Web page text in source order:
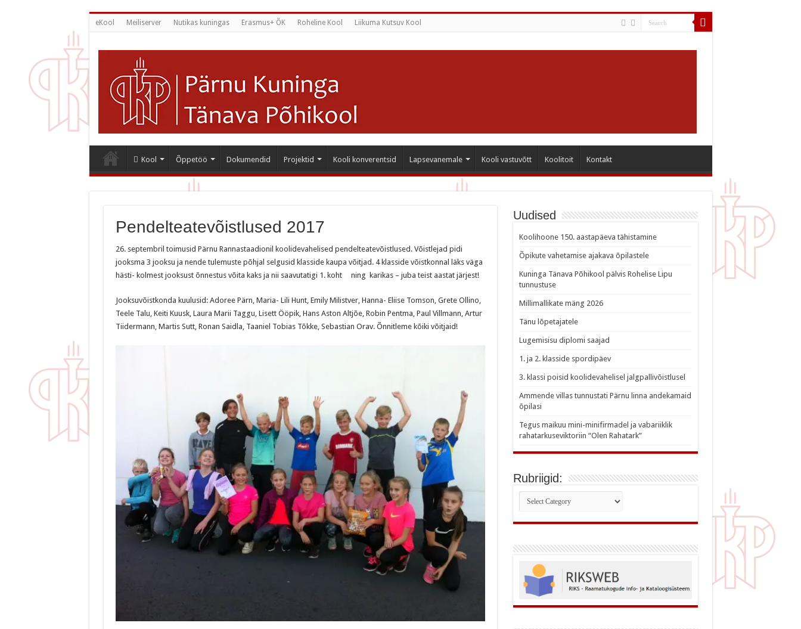
eKool Meiliserver Nutikas kuningas Erasmus+ ÕK Roheline Kool Liikuma Kutsuv Kool
Kool Õppetöö Dokumendid Projektid Kooli konverentsid Lapsevanemale Kooli vastuvõtt Koolitoit Kontakt
Pendelteatevõistlused 2017
26. septembril toimusid Pärnu Rannastaadionil koolidevahelised pendelteatevõistlused. Võistlejad pidi
jooksma 3 jooksu ja nende tulemuste põhjal selgusid klasside kaupa võitjad. 4 klasside võistkonnal läks väga
hästi- kolmest jooksust õnnestus võita kaks ja nii saavutatigi 1. koht ning karikas – juba teist aastat järjest!
Jooksuvõistkonda kuulusid: Adoree Pärn, Maria- Lili Hunt, Emily Milistver, Hanna- Eliise Tomson, Grete Ollino,
Teele Talu, Keiti Kuusk, Laura Marii Taggu, Lisett Ööpik, Hans Aston Altjõe, Robin Pentma, Paul Villmann, Artur
Tiidermann, Martis Sutt, Ronan Saidla, Taaniel Tobias Tõkke, Sebastian Orav. Õnnitleme kõiki võitjaid!
Uudised
Koolihoone 150. aastapäeva tähistamine
Õpikute vahetamise ajakava õpilastele
Kuninga Tänava Põhikool pälvis Rohelise Lipu
tunnustuse
Millimallikate mäng 2026
Tänu lõpetajatele
Lugemisisu diplomi saajad
1. ja 2. klasside spordipäev
3. klassi poisid koolidevahelisel jalgpallivõistlusel
Ammende villas tunnustati Pärnu linna andekamaid
õpilasi
Tegus maikuu mini-minifirmadel ja vabariiklik
rahatarkuseviktoriin “Olen Rahatark”
Rubriigid:
Rubriigid: